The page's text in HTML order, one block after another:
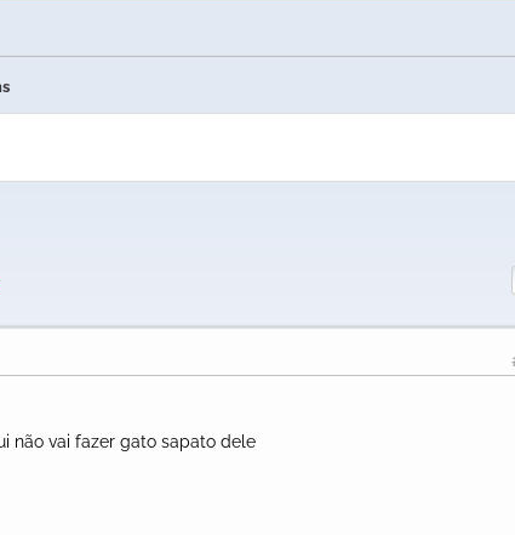
não vai fazer gato sapato dele